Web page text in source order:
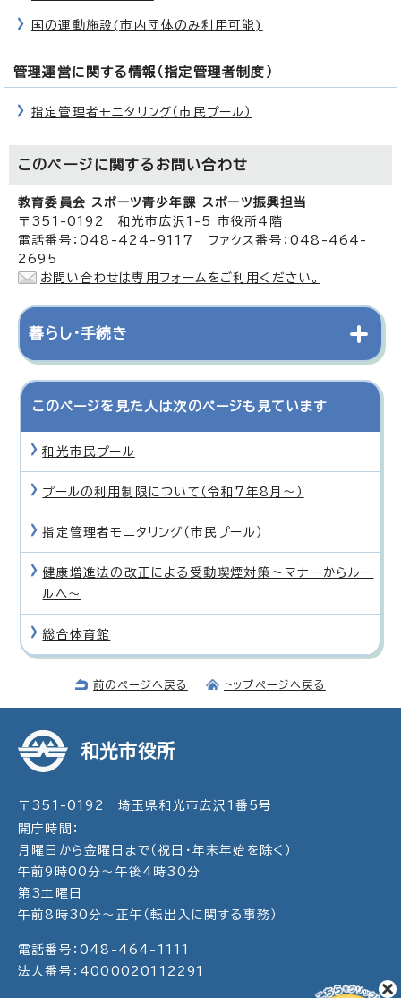
国の運動施設(市内団体のみ利用可能)
管理運営に関する情報（指定管理者制度）
指定管理者モニタリング（市民プール）
このページに関する お問い合わせ
教育委員会 スポーツ青少年課 スポーツ振興担当
〒351-0192 和光市広沢1-5 市役所4階
電話番号：048-424-9117 ファクス番号：048-464-
2695
お問い合わせは専用フォームをご利用ください。
暮らし・手続き
このページを見た人は次のページも見ています
和光市民プール
プールの利用制限について（令和7年8月〜）
指定管理者モニタリング（市民プール）
健康増進法の改正による受動喫煙対策〜マナーからルー
ルへ〜
総合体育館
前のページへ戻る トップページへ戻る
和光市役所
〒351-0192 埼玉県和光市広沢1番5号
開庁時間：
月曜日から金曜日まで（祝日・年末年始を除く）
午前9時00分～午後4時30分
第3土曜日
午前8時30分～正午（転出入に関する事務）
電話番号：048-464-1111
法人番号：4000020112291